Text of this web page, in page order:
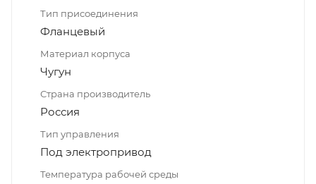
Тип присоединения
Фланцевый
Материал корпуса
Чугун
Страна производитель
Россия
Тип управления
Под электропривод
Температура рабочей среды